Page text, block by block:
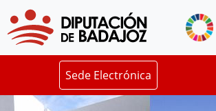
Sede Electrónica